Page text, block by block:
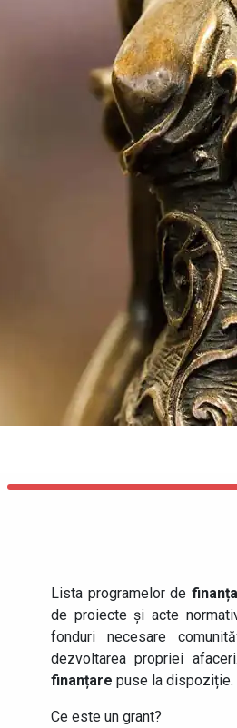
Lista programelor de
de proiecte și acte
fonduri necesare
dezvoltarea propriei
finanțare puse la dispoziție.
Ce este un grant?